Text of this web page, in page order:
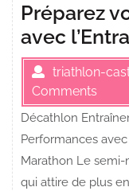
Préparez
avec
triathlon-
Comments
Décathlon
Performances
Marathon Le
qui attire de plus